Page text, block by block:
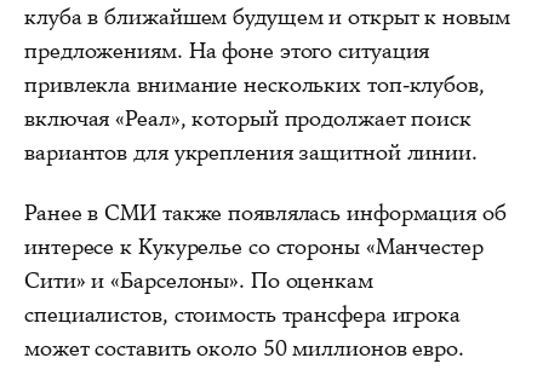
клуба в ближайшем будущем и открыт к новым
предложениям. На фоне этого ситуация
привлекла внимание нескольких топ-клубов,
включая «Реал», который продолжает поиск
вариантов для укрепления защитной линии.
Ранее в СМИ также появлялась информация об
интересе к Кукурелье со стороны «Манчестер
Сити» и «Барселоны». По оценкам
специалистов, стоимость трансфера игрока
может составить около 50 миллионов евро.